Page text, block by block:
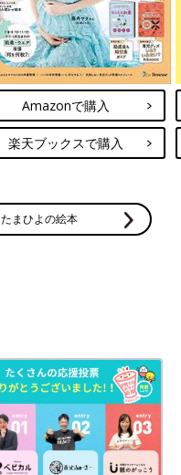
Amazonで購入
楽天ブックスで購入
たまひよの絵本